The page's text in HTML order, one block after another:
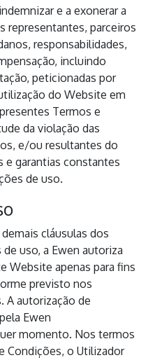
e a exonerar a
representantes, parceiros
responsabilidades,
incluindo
peticionadas por
do Website em
Termos e
da violação das
e/ou resultantes do
e garantias constantes
de uso.
cláusulas dos
uso, a Ewen autoriza
Website apenas para fins
previsto nos
A autorização de
Ewen
momento. Nos termos
Condições, o Utilizador